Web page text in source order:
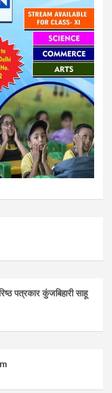
पत्रकार कुंजबिहारी साहू